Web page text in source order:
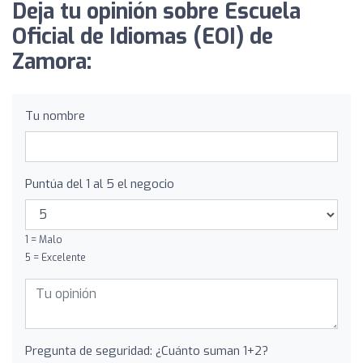
Deja tu opinión sobre Escuela
Oficial de Idiomas (EOI) de
Zamora:
Tu nombre
Puntúa del 1 al 5 el negocio
1 = Malo
5 = Excelente
Pregunta de seguridad: ¿Cuánto suman 1+2?